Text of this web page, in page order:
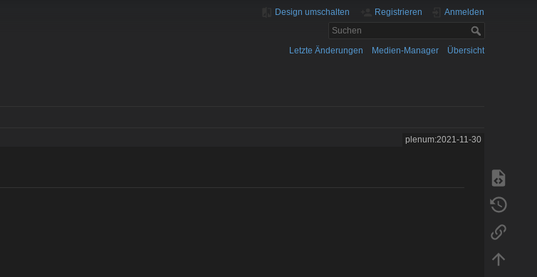
Design umschalten Registrieren Anmelden
Letzte Änderungen Medien-Manager Übersicht
plenum:2021-11-30